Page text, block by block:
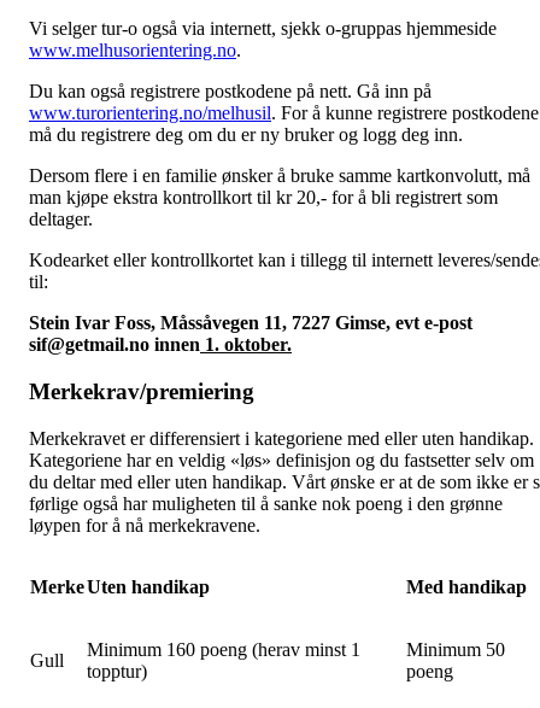
Vi selger tur-o også via internett, sjekk o-gruppas hjemmeside
www.melhusorientering.no.
Du kan også registrere postkodene på nett. Gå inn på
www.turorientering.no/melhusil. For å kunne registrere postkodene
må du registrere deg om du er ny bruker og logg deg inn.
Dersom flere i en familie ønsker å bruke samme kartkonvolutt, må
man kjøpe ekstra kontrollkort til kr 20,- for å bli registrert som
deltager.
Kodearket eller kontrollkortet kan i tillegg til internett leveres/
til:
Stein Ivar Foss, Måssåvegen 11, 7227 Gimse, evt e-post
sif@getmail.no innen 1. oktober.
Merkekrav/premiering
Merkekravet er differensiert i kategoriene med eller uten handikap.
Kategoriene har en veldig «løs» definisjon og du fastsetter selv om
du deltar med eller uten handikap. Vårt ønske er at de som ikke er
førlige også har muligheten til å sanke nok poeng i den grønne
løypen for å nå merkekravene.
MerkeUten handikap Med handikap
Gull
Minimum 160 poeng (herav minst 1
topptur)
Minimum 50
poeng